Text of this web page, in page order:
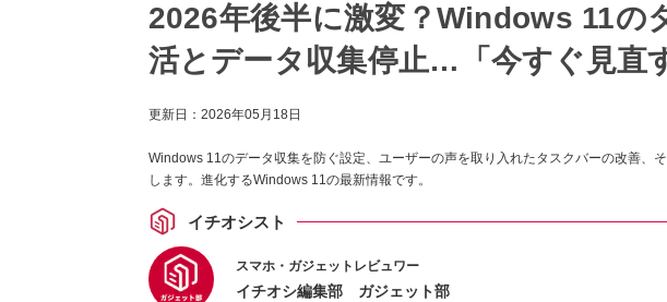
2026年後半に激変？Windows 11の
活とデータ収集停止…「今すぐ見直
更新日： 2026年05月18日
Windows 11のデータ収集を防ぐ設定、ユーザーの声を取り入れたタスクバーの改善、
します。進化するWindows 11の最新情報です。
イチオシスト
スマホ・ガジェットレビュワー
イチオシ編集部 ガジェット部